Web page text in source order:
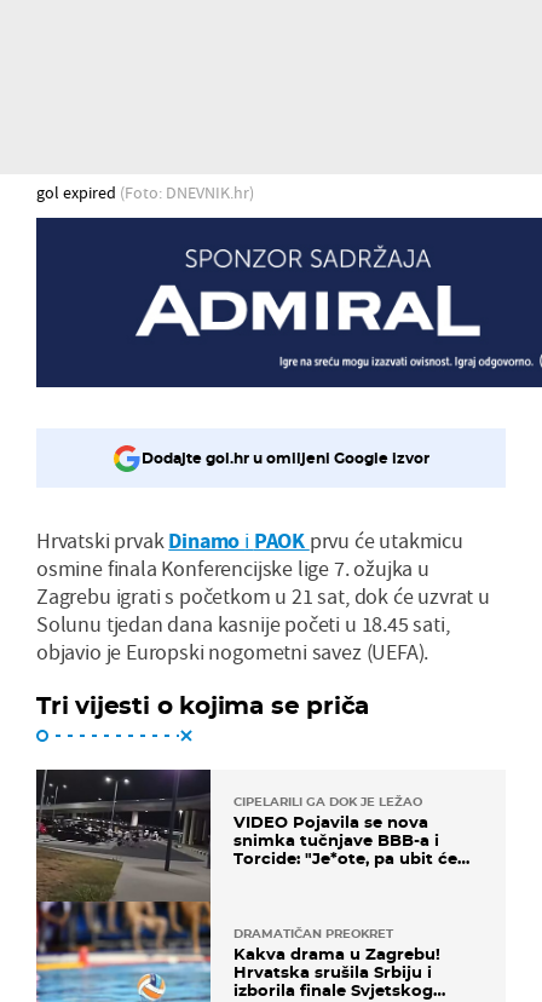
gol expired (Foto: DNEVNIK.hr)
Dodajte gol.hr u omiljeni Google izvor
Hrvatski prvakDinamo i PAOK prvu će utakmicu
osmine finala Konferencijske lige 7. ožujka u
Zagrebu igrati s početkom u 21 sat, dok će uzvrat u
Solunu tjedan dana kasnije početi u 18.45 sati,
objavio je Europski nogometni savez (UEFA).
Tri vijesti o kojima se priča
CIPELARILI GA DOK JE LEŽAO
VIDEO Pojavila se nova
snimka tučnjave BBB-a i
Torcide: "Je*ote, pa ubit će
DRAMATIČAN PREOKRET
Kakva drama u Zagrebu!
Hrvatska srušila Srbiju i
izborila finale Svjetskog